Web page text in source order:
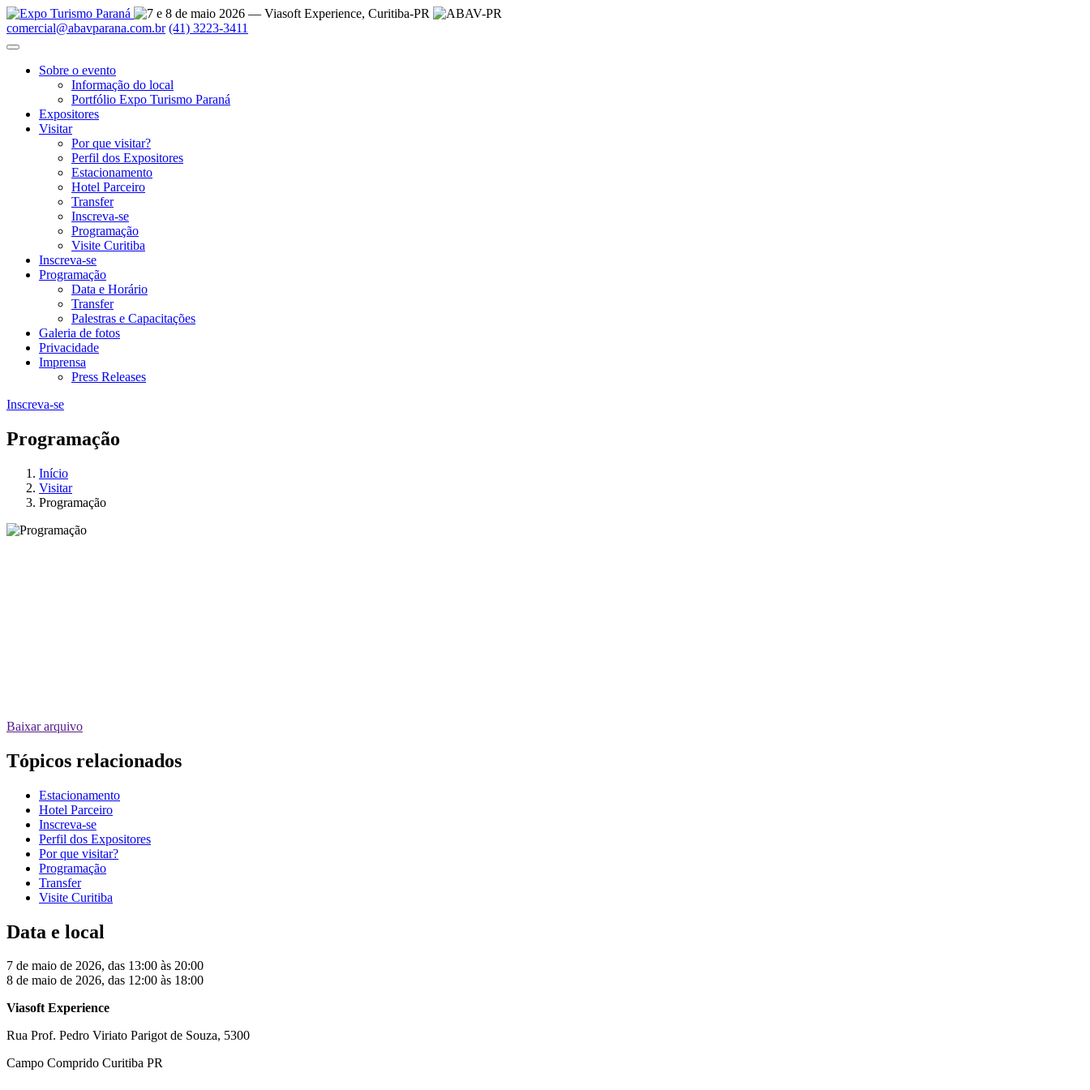
comercial@abavparana.com.br (41) 3223-3411
Sobre o evento
Informação do local
Portfólio Expo Turismo Paraná
Expositores
Visitar
Por que visitar?
Perfil dos Expositores
Estacionamento
Hotel Parceiro
Transfer
Inscreva-se
Programação
Visite Curitiba
Inscreva-se
Programação
Data e Horário
Transfer
Palestras e Capacitações
Galeria de fotos
Privacidade
Imprensa
Press Releases
Inscreva-se
Programação
Início
Visitar
Programação
Baixar arquivo
Tópicos relacionados
Estacionamento
Hotel Parceiro
Inscreva-se
Perfil dos Expositores
Por que visitar?
Programação
Transfer
Visite Curitiba
Data e local
7 de maio de 2026, das 13:00 às 20:00
8 de maio de 2026, das 12:00 às 18:00
Viasoft Experience
Rua Prof. Pedro Viriato Parigot de Souza, 5300
Campo Comprido Curitiba PR